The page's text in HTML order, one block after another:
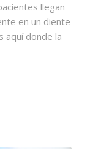
llegan
en un diente
aquí donde la